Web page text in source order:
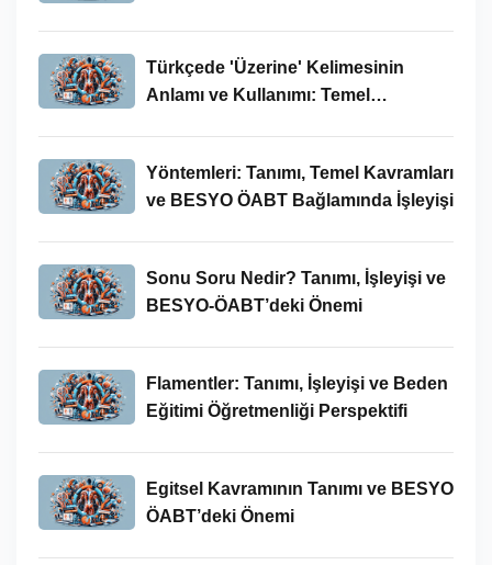
Türkçede 'Üzerine' Kelimesinin
Anlamı ve Kullanımı: Temel
Yöntemleri: Tanımı, Temel Kavramları
ve BESYO ÖABT Bağlamında İşleyişi
Sonu Soru Nedir? Tanımı, İşleyişi ve
BESYO-ÖABT’deki Önemi
Flamentler: Tanımı, İşleyişi ve Beden
Eğitimi Öğretmenliği Perspektifi
Egitsel Kavramının Tanımı ve BESYO
ÖABT’deki Önemi